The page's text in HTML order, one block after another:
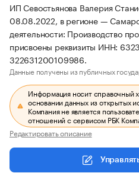
ИП Севостьянова Валерия
08.08.2022, в регионе —
деятельности: Производство
присвоены реквизиты ИНН:
322631200109986.
Данные получены из публичных
Информация носит справочный
основании данных из открытых
Компания не является
отношений с сервисом РБК
Редактировать описание